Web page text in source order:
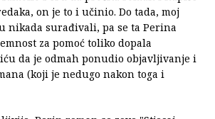
on je to i učinio. Do tada, moj
nikada surađivali, pa se ta Perina
za pomoć toliko dopala
da je odmah ponudio objavljivanje i
(koji je nedugo nakon toga i